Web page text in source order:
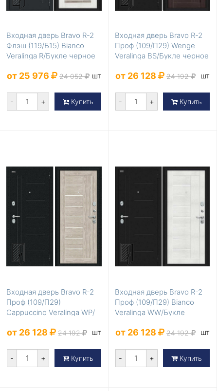
Входная дверь Bravo R-2
Флэш (119/Б15) Bianco
Veralinga R/Букле черное
от 25 976 24 052 шт
- + Купить
Входная дверь Bravo R-2
Проф (109/П29) Wenge
Veralinga BS/Букле черное
от 26 128 24 192 шт
- + Купить
Входная дверь Bravo R-2
Проф (109/П29)
Cappuccino Veralinga WP/
от 26 128 24 192 шт
- + Купить
Входная дверь Bravo R-2
Проф (109/П29) Bianco
Veralinga WW/Букле
от 26 128 24 192 шт
- + Купить